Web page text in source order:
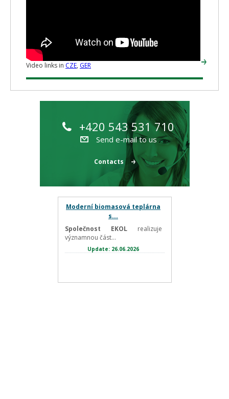
Video links in CZE, GER
+420 543 531 710
Send e-mail to us
Contacts
Moderní biomasová teplárna
s...
Společnost EKOLrealizuje
významnou část...
Update: 26.06.2026